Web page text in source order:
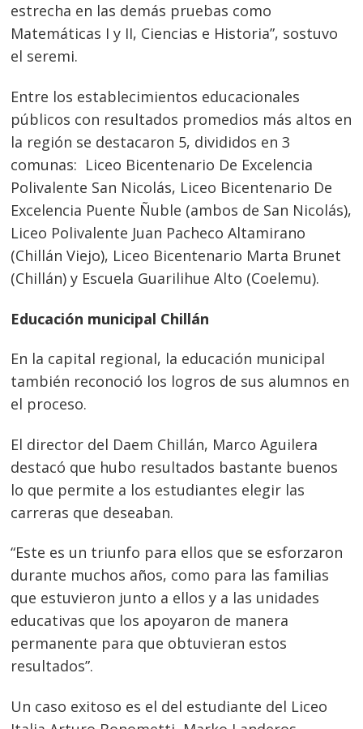
estrecha en las demás pruebas como
Matemáticas I y II, Ciencias e Historia”, sostuvo
el seremi.
Entre los establecimientos educacionales
públicos con resultados promedios más altos en
la región se destacaron 5, divididos en 3
comunas: Liceo Bicentenario De Excelencia
Polivalente San Nicolás, Liceo Bicentenario De
Excelencia Puente Ñuble (ambos de San Nicolás),
Liceo Polivalente Juan Pacheco Altamirano
(Chillán Viejo), Liceo Bicentenario Marta Brunet
(Chillán) y Escuela Guarilihue Alto (Coelemu).
Educación municipal Chillán
En la capital regional, la educación municipal
también reconoció los logros de sus alumnos en
el proceso.
El director del Daem Chillán, Marco Aguilera
destacó que hubo resultados bastante buenos
lo que permite a los estudiantes elegir las
carreras que deseaban.
“Este es un triunfo para ellos que se esforzaron
durante muchos años, como para las familias
que estuvieron junto a ellos y a las unidades
educativas que los apoyaron de manera
permanente para que obtuvieran estos
resultados”.
Un caso exitoso es el del estudiante del Liceo